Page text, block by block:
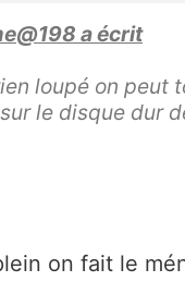
a écrit
loupé on peut
le disque dur
on fait le